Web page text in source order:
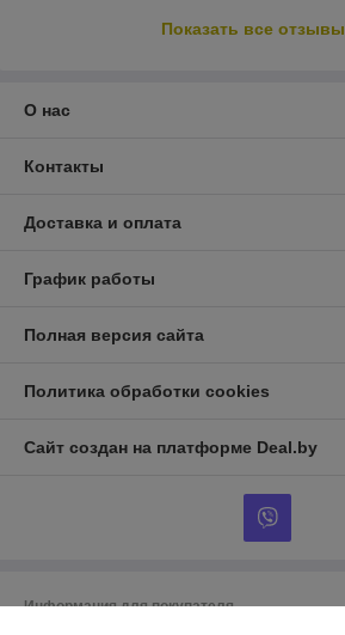
Показать все отзывы
О нас
Контакты
Доставка и оплата
График работы
Полная версия сайта
Политика обработки cookies
Сайт создан на платформе Deal.by
Информация для покупателя